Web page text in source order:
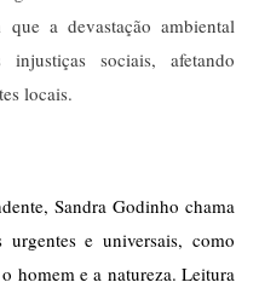
a devastação ambiental
sociais, afetando
locais.
Sandra Godinho chama
e universais, como
homem e a natureza. Leitura